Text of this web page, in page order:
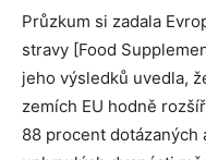
Průzkum si zadala
stravy [Food
jeho výsledků uvedla,
zemích EU hodně
88 procent